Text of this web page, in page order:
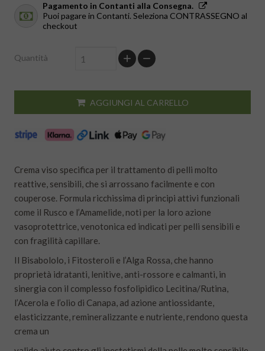
Pagamento in Contanti alla Consegna.
Puoi pagare in Contanti. Seleziona CONTRASSEGNO al
checkout
Quantità
AGGIUNGI AL CARRELLO
Crema viso specifica per il trattamento di pelli molto
reattive, sensibili, che si arrossano facilmente e con
couperose. Formula ricchissima di principi attivi funzionali
come il Rusco e l’Amamelide, noti per la loro azione
vasoprotettrice, venotonica ed indicati per pelli sensibili e
con fragilità capillare.
Il Bisabololo, i Fitosteroli e l’Alga Rossa, che hanno
proprietà idratanti, lenitive, anti-rossore e calmanti, in
sinergia con il complesso fosfolipidico Lecitina/Rutina,
l’Acerola e l’olio di Canapa, ad azione antiossidante,
elasticizzante, remineralizzante e nutriente, rendono questa
crema un